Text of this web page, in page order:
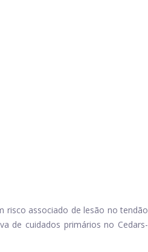
risco associado de lesão no tendão
de cuidados primários no Cedars-